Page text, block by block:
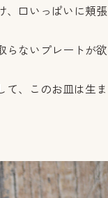
、口いっぱいに頬張
らないプレートが欲
て、このお皿は生ま